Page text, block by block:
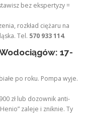
bez ekspertyzy =
rozkład ciężaru na
Tel. 570 933 114.
17-
po roku. Pompa wyje.
zł lub dozownik anti-
zaleje i zniknie. Ty